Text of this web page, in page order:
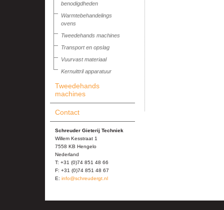
benodigdheden
Warmtebehandelings
ovens
Tweedehands machines
Transport en opslag
Vuurvast materiaal
Kernuittril apparatuur
Tweedehands
machines
Contact
Schreuder Gieterij Techniek
Willem Kesstraat 1
7558 KB Hengelo
Nederland
T: +31 (0)74 851 48 66
F: +31 (0)74 851 48 67
E: info@schreudergt.nl